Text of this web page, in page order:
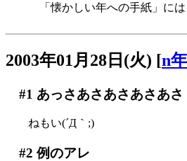
「懐かしい年への手紙」に
2003年01月28日(火) [n
#1 あっさあさあさあさあさ
ねもい(´Д｀;)
#2 例のアレ